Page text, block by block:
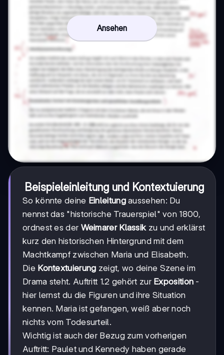
Ansehen
Beispieleinleitung und Kontextuierung
So könnte deine Einleitungaussehen: Du
nennst das "historische Trauerspiel" von 1800,
ordnest es der Weimarer Klassikzu und erklärst
kurz den historischen Hintergrund mit dem
Machtkampf zwischen Maria und Elisabeth.
Die Kontextuierung zeigt, wo deine Szene im
Drama steht. Auftritt 1.2 gehört zur Exposition -
hier lernst du die Figuren und ihre Situation
kennen. Maria ist gefangen, weiß aber noch
nichts vom Todesurteil.
Wichtig ist auch der Bezug zum vorherigen
Auftritt: Paulet und Kennedy haben gerade